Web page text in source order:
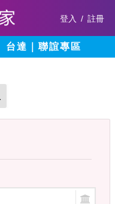
登入 / 註冊
台達｜聯誼專區